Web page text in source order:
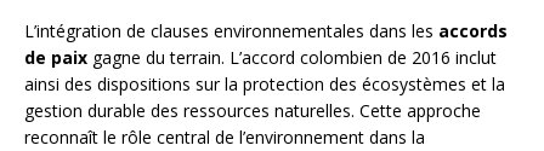
L’intégration de clauses environnementales dans les accords
de paix gagne du terrain. L’accord colombien de 2016 inclut
ainsi des dispositions sur la protection des écosystèmes et la
gestion durable des ressources naturelles. Cette approche
reconnaît le rôle central de l’environnement dans la